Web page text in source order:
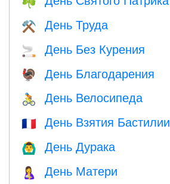
⚒️ День Труда
🚬 День Без Курения
🦃 День Благодарения
🚴 День Велосипеда
🇫🇷 День Взятия Бастилии
🙆‍♂️ День Дурака
🤱 День Матери